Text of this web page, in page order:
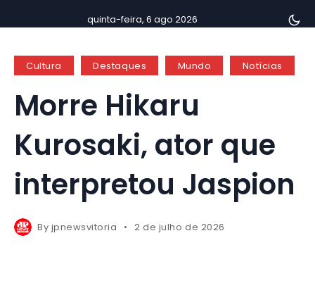
quinta-feira, 6 ago 2026
Cultura Destaques Mundo Notícias
Morre Hikaru
Kurosaki, ator que
interpretou Jaspion
By jpnewsvitoria 2 de julho de 2026